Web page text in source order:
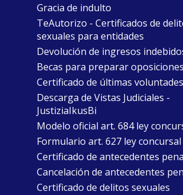
Gracia de indulto
TeAutorizo - Certificados de
sexuales para entidades
Devolución de ingresos
Becas para preparar oposiciones
Certificado de últimas voluntades
Descarga de Vistas Judiciales -
JustiziaIkusBi
Modelo oficial art. 684 ley
Formulario art. 627 ley concursal
Certificado de antecedentes
Cancelación de antecedentes
Certificado de delitos sexuales